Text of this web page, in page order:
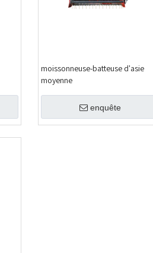
moissonneuse-batteuse d'asie
moyenne
enquête